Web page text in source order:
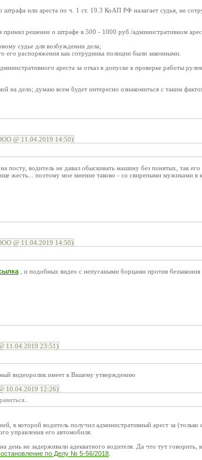
или ареста по ч. 1 ст. 19.3 КоАП РФ налагает судья, не
решение о штрафе в 500 - 1000 руб./административном
судье для возбуждении дела;
его распоряжения как сотрудника полиции были законными.
ареста за отказ в допуске к проверке работы
на дело; думаю всем будет интересно ознакомиться с таким
@ 11.04.2019 14:50)
посту, водитель не давал обыскивать машину без понятых, так
жесть... поэтому мое мнение таково - со свирепыми мужиками в
@ 11.04.2019 14:50)
, и подобных видео с непугаными борцами против
11.04.2019 23:51)
видеоролик имеет к Вашему утверждению
10.04.2019 12:26)
в которой водитель получил административный арест за (только
управления его автомобиля.
день не задерживали адекватного водителя. Да что тут
по Делу № 5-56/2018